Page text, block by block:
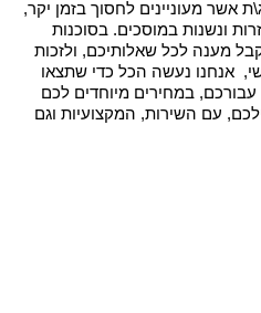
מעוניינים לחסוך בזמן יקר,
ונשנות במוסכים. בסוכנות
מענה לכל שאלותיכם, ולזכות
אנחנו נעשה הכל כדי שתצאו
במחירים מיוחדים לכם
עם השירות, המקצועיות וגם